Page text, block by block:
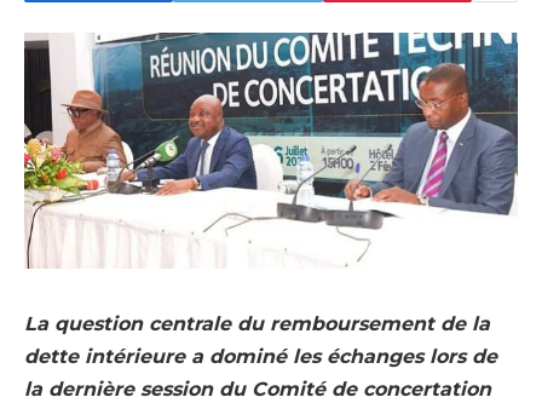
La question centrale du remboursement de la
dette intérieure a dominé les échanges lors de
la dernière session du Comité de concertation